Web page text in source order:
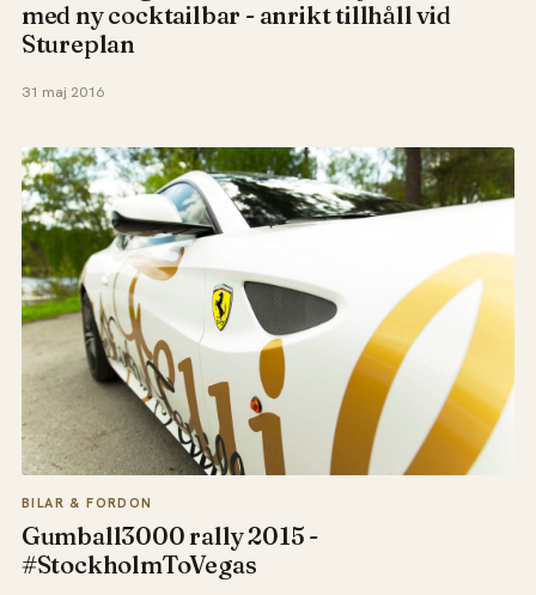
med ny cocktailbar - anrikt tillhåll vid
Stureplan
31 maj 2016
BILAR & FORDON
Gumball3000 rally 2015 -
#StockholmToVegas